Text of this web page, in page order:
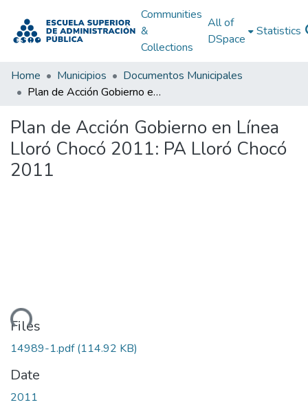
Communities
&
Collections
All of
DSpace
Statistics
Home Municipios
Documentos Municipales
Plan de Acción Gobierno en Línea Lloró Chocó 2011: PA Lloró Chocó 2011
Plan de Acción Gobierno en Línea
Lloró Chocó 2011: PA Lloró Chocó
2011
Files
14989-1.pdf(114.92 KB)
Date
2011